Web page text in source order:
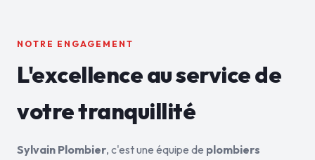
NOTRE ENGAGEMENT
L'excellence au service de
votre tranquillité
Sylvain Plombier, c'est une équipe de plombiers